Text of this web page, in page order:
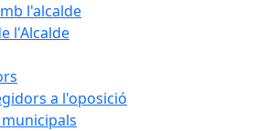
l'alcalde
l'Alcalde
a l'oposició